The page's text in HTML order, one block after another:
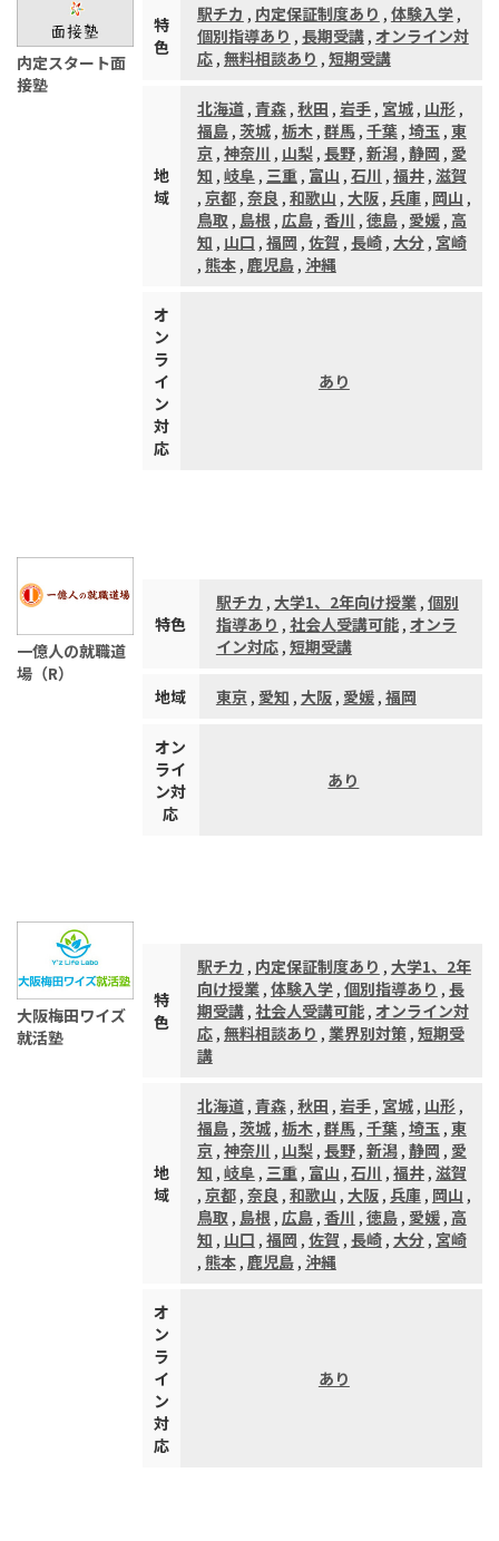
内定スタート面
接塾
特
色
駅チカ , 内定保証制度あり , 体験入学,
個別指導あり , 長期受講, オンライン対
応, 無料相談あり , 短期受講
地
域
北海道, 青森, 秋田 , 岩手, 宮城, 山形 ,
福島, 茨城, 栃木, 群馬, 千葉, 埼玉 , 東
京 , 神奈川 , 山梨, 長野, 新潟, 静岡 , 愛
知 , 岐阜, 三重, 富山 , 石川 , 福井, 滋賀
, 京都, 奈良 , 和歌山 , 大阪, 兵庫, 岡山 ,
鳥取 , 島根, 広島, 香川 , 徳島, 愛媛, 高
知 , 山口 , 福岡 , 佐賀 , 長崎, 大分, 宮崎
, 熊本, 鹿児島, 沖縄
オ
ン
ラ
イ
ン
対
応
あり
一億人の就職道
場（R）
特色
駅チカ , 大学1、2年向け授業, 個別
指導あり , 社会人受講可能, オンラ
イン対応, 短期受講
地域 東京 , 愛知 , 大阪, 愛媛, 福岡
オン
ライ
ン対
応
あり
大阪梅田ワイズ
就活塾
特
色
駅チカ , 内定保証制度あり , 大学1、2年
向け授業, 体験入学, 個別指導あり , 長
期受講, 社会人受講可能, オンライン対
応, 無料相談あり , 業界別対策, 短期受
講
地
域
北海道, 青森, 秋田 , 岩手, 宮城, 山形 ,
福島, 茨城, 栃木, 群馬, 千葉, 埼玉, 東
京, 神奈川 , 山梨, 長野, 新潟, 静岡 , 愛
知 , 岐阜, 三重, 富山 , 石川 , 福井, 滋賀
, 京都, 奈良 , 和歌山 , 大阪, 兵庫, 岡山 ,
鳥取, 島根, 広島, 香川 , 徳島, 愛媛, 高
知 , 山口 , 福岡 , 佐賀 , 長崎, 大分, 宮崎
, 熊本, 鹿児島, 沖縄
オ
ン
ラ
イ
ン
対
応
あり